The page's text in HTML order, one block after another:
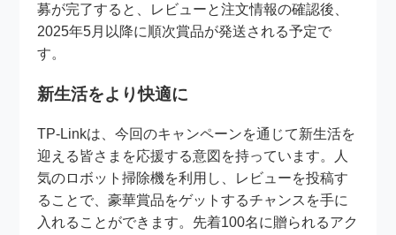
募が完了すると、レビューと注文情報の確認後、
2025年5月以降に順次賞品が発送される予定で
す。
新生活をより快適に
TP-Linkは、今回のキャンペーンを通じて新生活を
迎える皆さまを応援する意図を持っています。人
気のロボット掃除機を利用し、レビューを投稿す
ることで、豪華賞品をゲットするチャンスを手に
入れることができます。先着100名に贈られるアク